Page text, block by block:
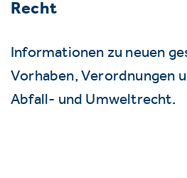
Recht
Informationen zu neuen
Vorhaben, Verordnungen
Abfall- und Umweltrecht.